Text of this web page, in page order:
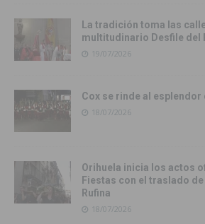
La tradición toma las
multitudinario Desfile del
19/07/2026
Cox se rinde al
18/07/2026
Orihuela inicia los actos
Fiestas con el traslado
Rufina
18/07/2026